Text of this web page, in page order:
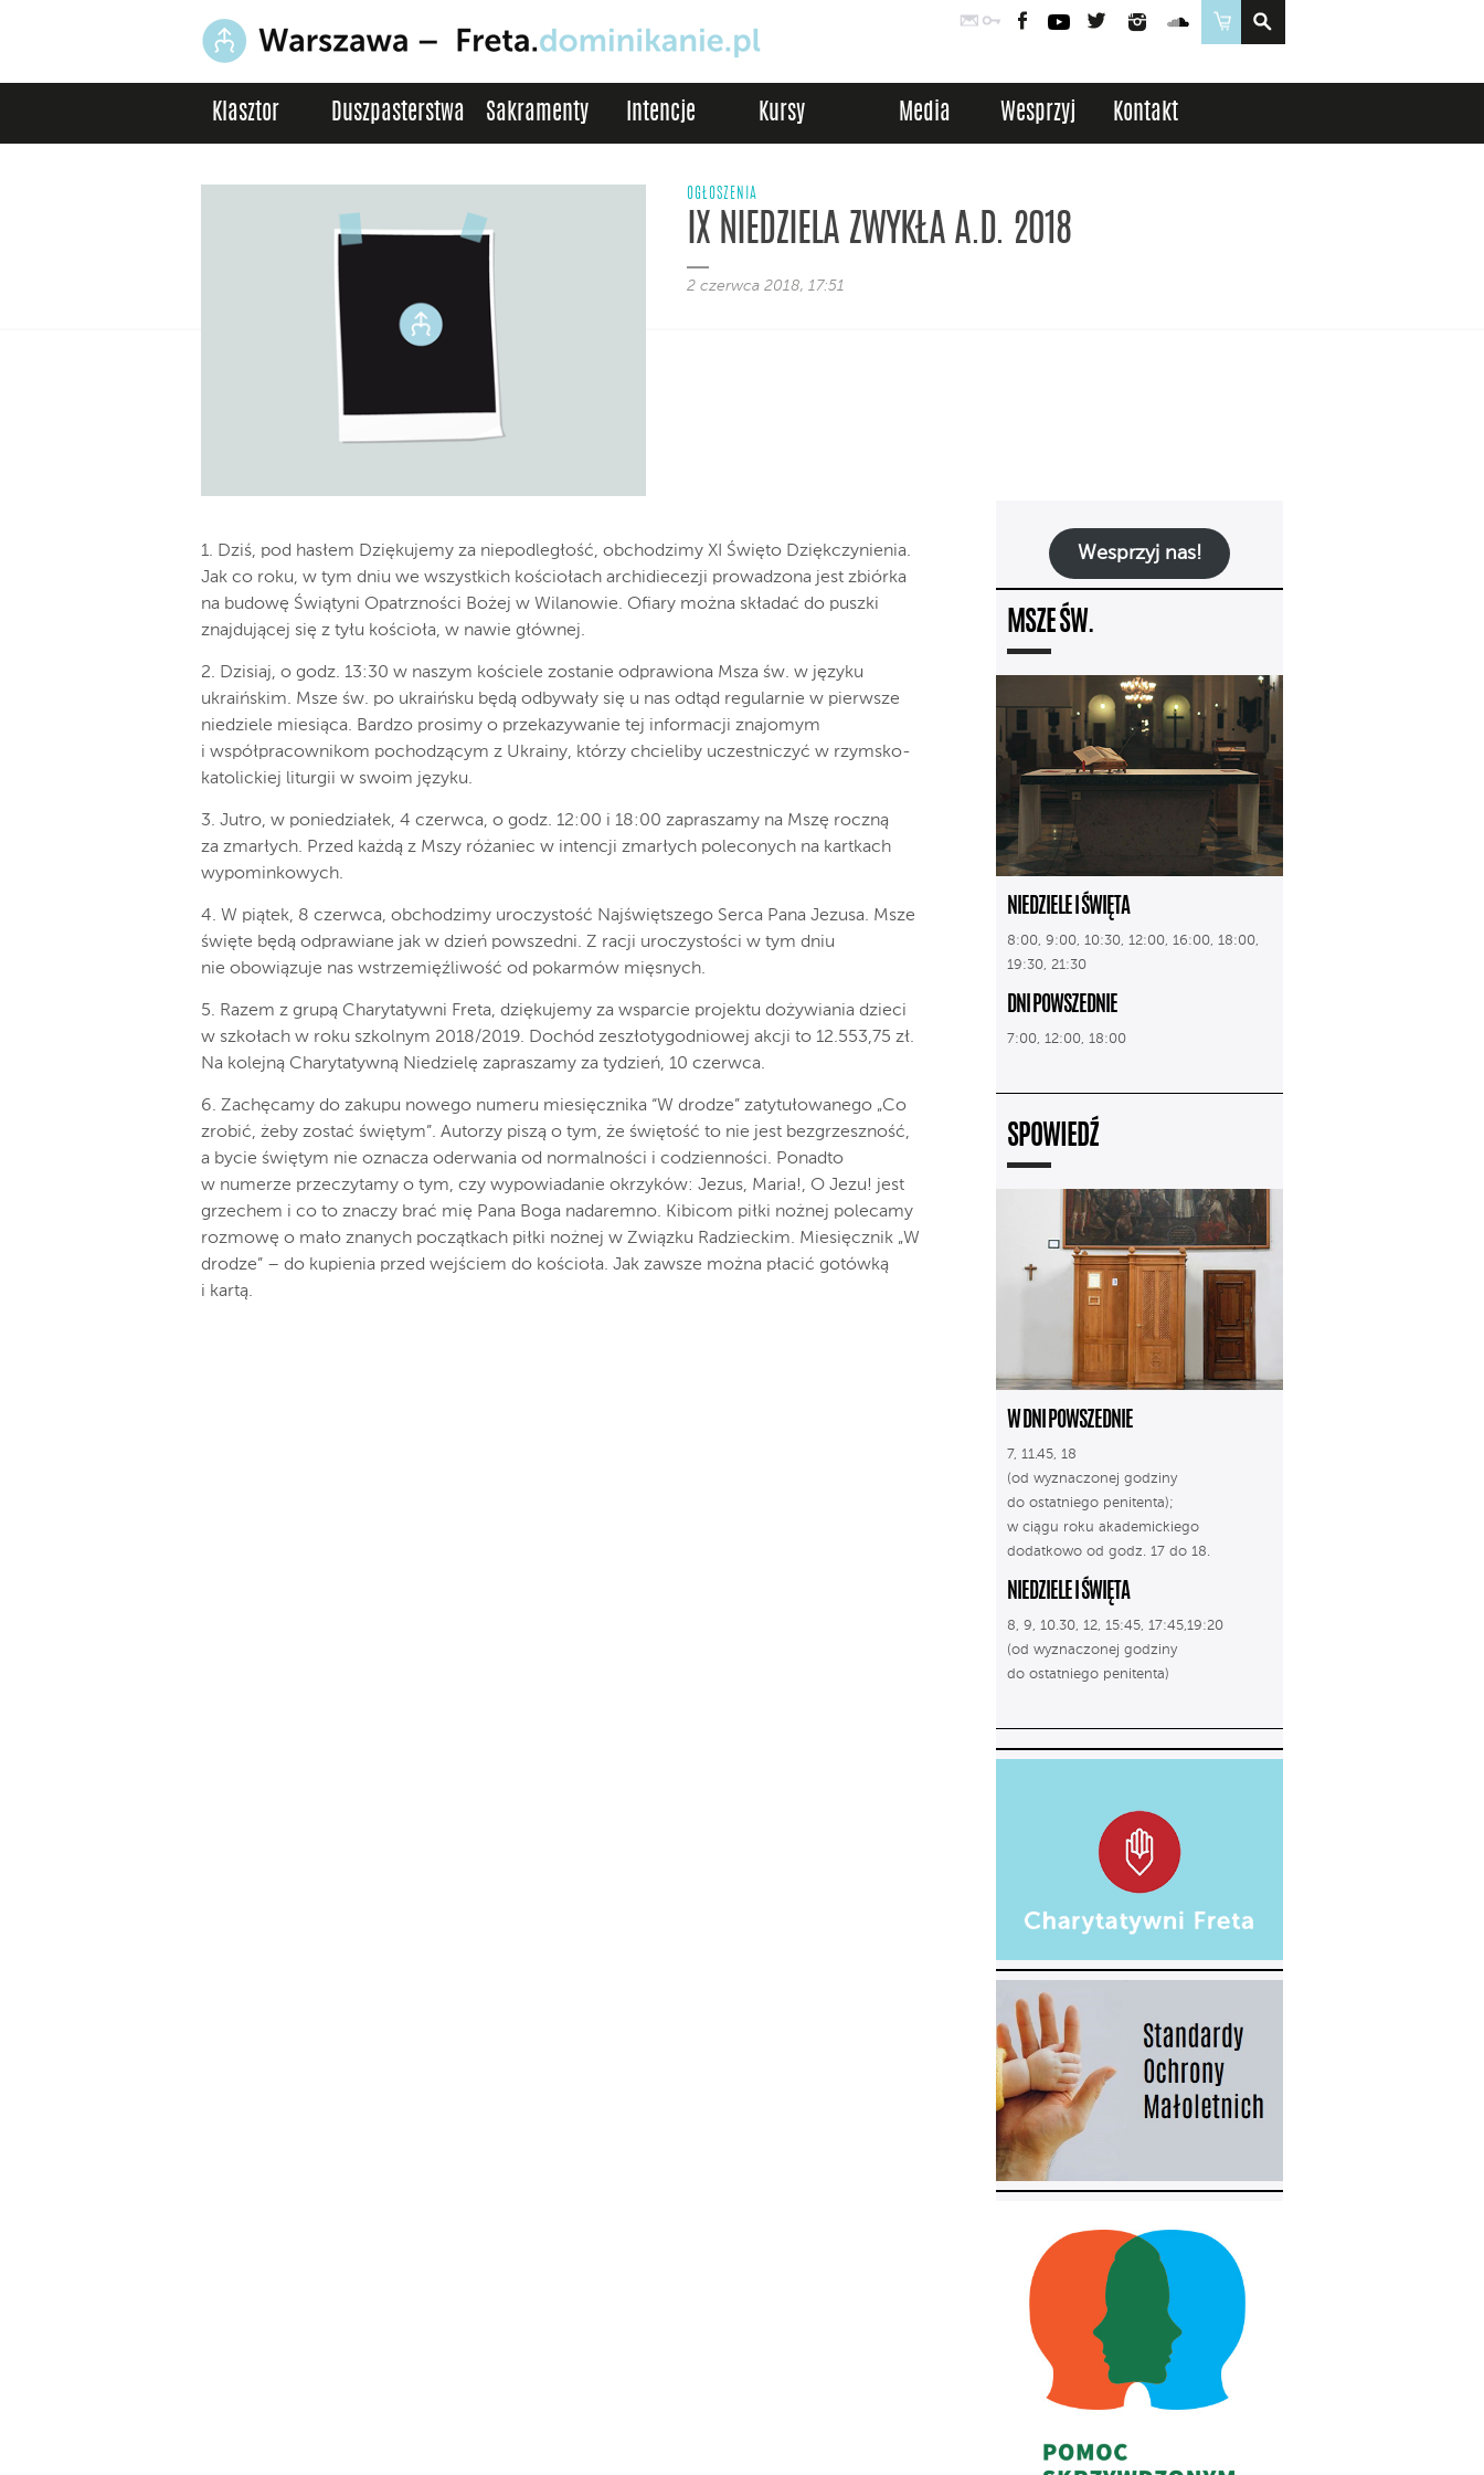
PocztaLogowanie
FacebookYouTubeTwitter InstagramSoundCloud
Sklep
Klasztor Duszpasterstwa Sakramenty Intencje Kursy Media Wesprzyj Kontakt
OGŁOSZENIA
IX NIEDZIELA ZWYKŁA A.D. 2018
2 czerwca 2018, 17:51
1. Dziś, pod hasłem Dziękujemy za niepodległość, obchodzimy XI Święto Dziękczynienia.
Jak co roku, w tym dniu we wszystkich kościołach archidiecezji prowadzona jest zbiórka
na budowę Świątyni Opatrzności Bożej w Wilanowie. Ofiary można składać do puszki
znajdującej się z tyłu kościoła, w nawie głównej.
2. Dzisiaj, o godz. 13:30 w naszym kościele zostanie odprawiona Msza św. w języku
ukraińskim. Msze św. po ukraińsku będą odbywały się u nas odtąd regularnie w pierwsze
niedziele miesiąca. Bardzo prosimy o przekazywanie tej informacji znajomym
i współpracownikom pochodzącym z Ukrainy, którzy chcieliby uczestniczyć w rzymsko-
katolickiej liturgii w swoim języku.
3. Jutro, w poniedziałek, 4 czerwca, o godz. 12:00 i 18:00 zapraszamy na Mszę roczną
za zmarłych. Przed każdą z Mszy różaniec w intencji zmarłych poleconych na kartkach
wypominkowych.
4. W piątek, 8 czerwca, obchodzimy uroczystość Najświętszego Serca Pana Jezusa. Msze
święte będą odprawiane jak w dzień powszedni. Z racji uroczystości w tym dniu
nie obowiązuje nas wstrzemięźliwość od pokarmów mięsnych.
5. Razem z grupą Charytatywni Freta, dziękujemy za wsparcie projektu dożywiania dzieci
w szkołach w roku szkolnym 2018/2019. Dochód zeszłotygodniowej akcji to 12.553,75 zł.
Na kolejną Charytatywną Niedzielę zapraszamy za tydzień, 10 czerwca.
6. Zachęcamy do zakupu nowego numeru miesięcznika “W drodze” zatytułowanego „Co
zrobić, żeby zostać świętym”. Autorzy piszą o tym, że świętość to nie jest bezgrzeszność,
a bycie świętym nie oznacza oderwania od normalności i codzienności. Ponadto
w numerze przeczytamy o tym, czy wypowiadanie okrzyków: Jezus, Maria!, O Jezu! jest
grzechem i co to znaczy brać mię Pana Boga nadaremno. Kibicom piłki nożnej polecamy
rozmowę o mało znanych początkach piłki nożnej w Związku Radzieckim. Miesięcznik „W
drodze” – do kupienia przed wejściem do kościoła. Jak zawsze można płacić gotówką
i kartą.
Wesprzyj nas!
MSZE ŚW.
NIEDZIELE I ŚWIĘTA
8:00, 9:00, 10:30, 12:00, 16:00, 18:00,
19:30, 21:30
DNI POWSZEDNIE
7:00, 12:00, 18:00
SPOWIEDŹ
W DNI POWSZEDNIE
7, 11.45, 18
(od wyznaczonej godziny
do ostatniego penitenta);
w ciągu roku akademickiego
dodatkowo od godz. 17 do 18.
NIEDZIELE I ŚWIĘTA
8, 9, 10.30, 12, 15:45, 17:45,19:20
(od wyznaczonej godziny
do ostatniego penitenta)